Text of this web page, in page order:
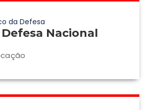
da Defesa
Nacional